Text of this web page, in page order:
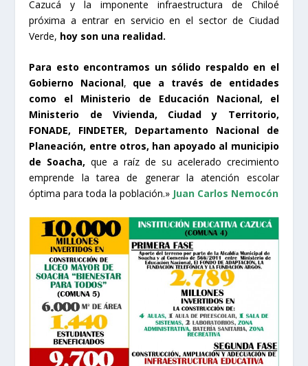
Cazucá y la imponente infraestructura de Chiloé
próxima a entrar en servicio en el sector de Ciudad
Verde, hoy son una realidad.
Para esto encontramos un sólido respaldo en el
Gobierno Nacional, que a través de entidades
como el Ministerio de Educación Nacional, el
Ministerio de Vivienda, Ciudad y Territorio,
FONADE, FINDETER, Departamento Nacional de
Planeación, entre otros, han apoyado al municipio
de Soacha,que a raíz de su acelerado crecimiento
emprende la tarea de generar la atención escolar
óptima para toda la población.» Juan Carlos Nemocón